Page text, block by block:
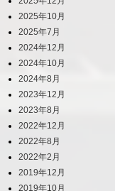
2025年10月
2025年7月
2024年12月
2024年10月
2024年8月
2023年12月
2023年8月
2022年12月
2022年8月
2022年2月
2019年12月
2019年10月